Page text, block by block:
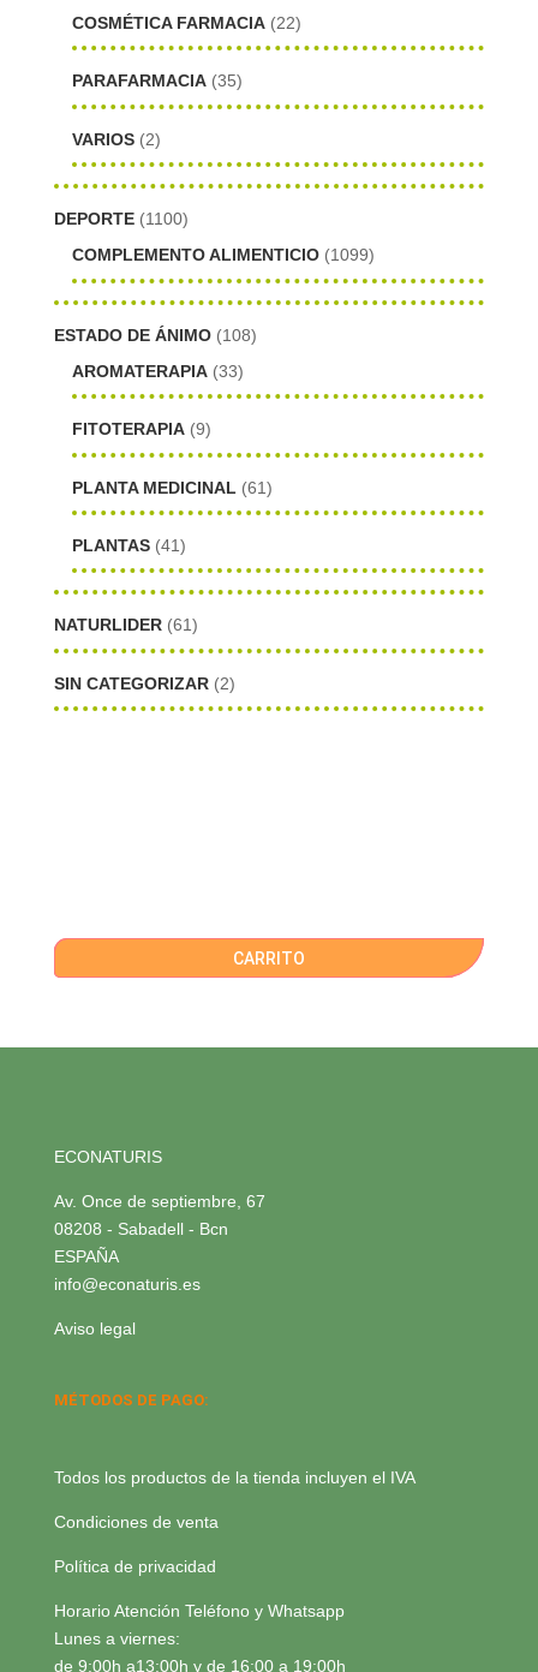
COSMÉTICA FARMACIA (22)
PARAFARMACIA (35)
VARIOS (2)
DEPORTE (1100)
COMPLEMENTO ALIMENTICIO (1099)
ESTADO DE ÁNIMO (108)
AROMATERAPIA (33)
FITOTERAPIA (9)
PLANTA MEDICINAL (61)
PLANTAS (41)
NATURLIDER (61)
SIN CATEGORIZAR (2)
CARRITO
ECONATURIS
Av. Once de septiembre, 67
08208 - Sabadell - Bcn
ESPAÑA
info@econaturis.es
Aviso legal
MÉTODOS DE PAGO:
Todos los productos de la tienda incluyen el IVA
Condiciones de venta
Política de privacidad
Horario Atención Teléfono y Whatsapp
Lunes a viernes:
de 9:00h a13:00h y de 16:00 a 19:00h